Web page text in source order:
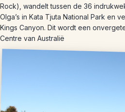
Rock), wandelt tussen de 36
Olga’s in Kata Tjuta National Park en
Kings Canyon. Dit wordt een
Centre van Australië